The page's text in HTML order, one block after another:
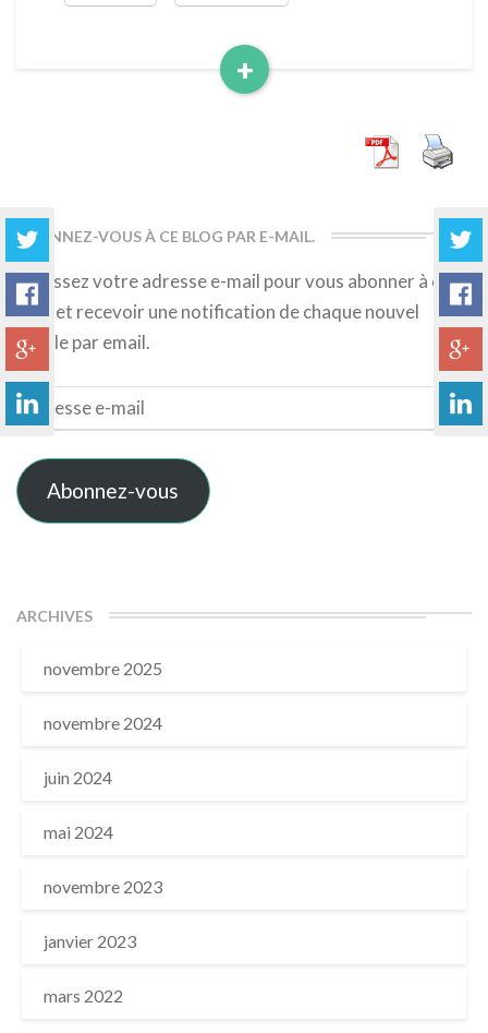
+
Read
ABONNEZ-VOUS À CE BLOG PAR E-MAIL.
Saisissez votre adresse e-mail pour vous abonner à ce
blog et recevoir une notification de chaque nouvel
article par email.
Adresse
e-
mail
Abonnez-vous
ARCHIVES
novembre 2025
novembre 2024
juin 2024
mai 2024
novembre 2023
janvier 2023
mars 2022